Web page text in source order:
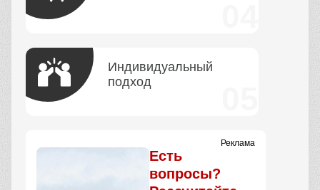
Индивидуальный
подход
Реклама
Есть
вопросы?